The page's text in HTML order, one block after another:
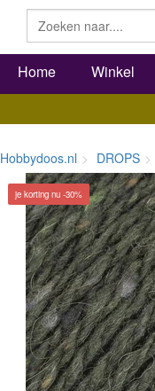
Home Winkel
Hobbydoos.nl DROPS
je korting nu -30%